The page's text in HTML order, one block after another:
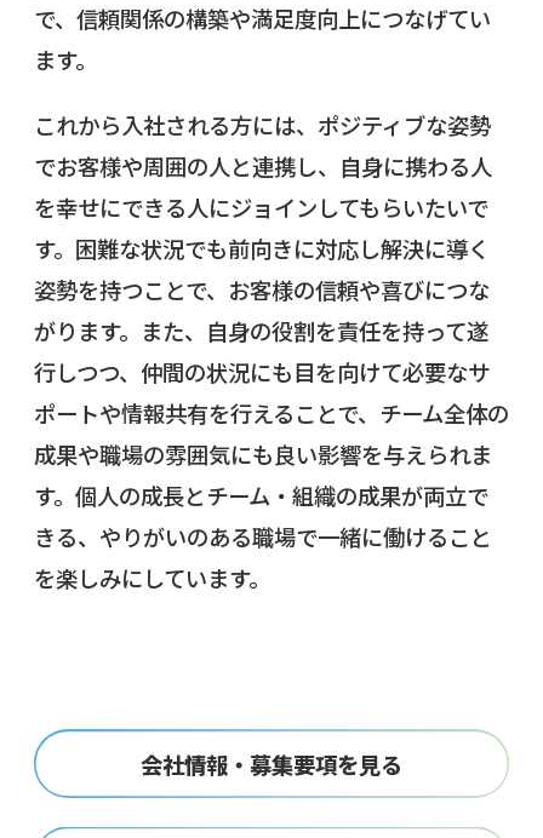
で、信頼関係の構築や満足度向上につなげてい
ます。
これから入社される方には、ポジティブな姿勢
でお客様や周囲の人と連携し、自身に携わる人
を幸せにできる人にジョインしてもらいたいで
す。困難な状況でも前向きに対応し解決に導く
姿勢を持つことで、お客様の信頼や喜びにつな
がります。また、自身の役割を責任を持って遂
行しつつ、仲間の状況にも目を向けて必要なサ
ポートや情報共有を行えることで、チーム全体の
成果や職場の雰囲気にも良い影響を与えられま
す。個人の成長とチーム・組織の成果が両立で
きる、やりがいのある職場で一緒に働けること
を楽しみにしています。
会社情報・募集要項を見る